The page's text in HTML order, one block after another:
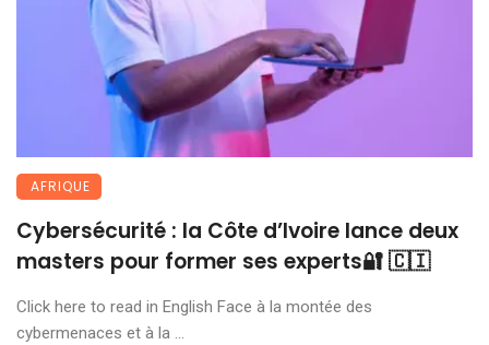
AFRIQUE
Cybersécurité : la Côte d’Ivoire lance deux
masters pour former ses experts🔐 🇨🇮
Click here to read in English Face à la montée des
cybermenaces et à la ...